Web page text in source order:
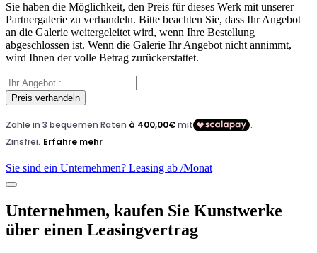
Sie haben die Möglichkeit, den Preis für dieses Werk mit unserer
Partnergalerie zu verhandeln. Bitte beachten Sie, dass Ihr Angebot
an die Galerie weitergeleitet wird, wenn Ihre Bestellung
abgeschlossen ist. Wenn die Galerie Ihr Angebot nicht annimmt,
wird Ihnen der volle Betrag zurückerstattet.
Preis verhandeln
Sie sind ein Unternehmen? Leasing ab /Monat
Unternehmen, kaufen Sie Kunstwerke
über einen Leasingvertrag